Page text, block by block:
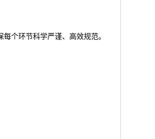
个环节科学严谨、高效规范。